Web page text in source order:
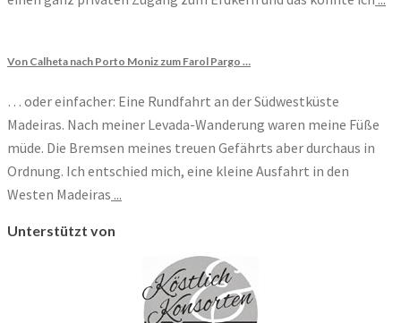
Von Calheta nach Porto Moniz zum Farol Pargo …
… oder einfacher: Eine Rundfahrt an der Südwestküste
Madeiras. Nach meiner Levada-Wanderung waren meine Füße
müde. Die Bremsen meines treuen Gefährts aber durchaus in
Ordnung. Ich entschied mich, eine kleine Ausfahrt in den
Westen Madeiras ...
Unterstützt von